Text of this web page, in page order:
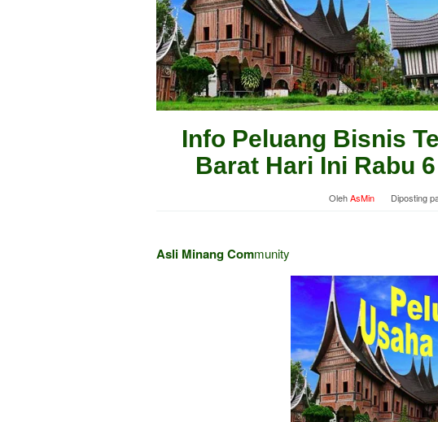
Info Peluang Bisnis
Barat Hari Ini Rabu
OlehAsMin Diposting
Asli Minang Community